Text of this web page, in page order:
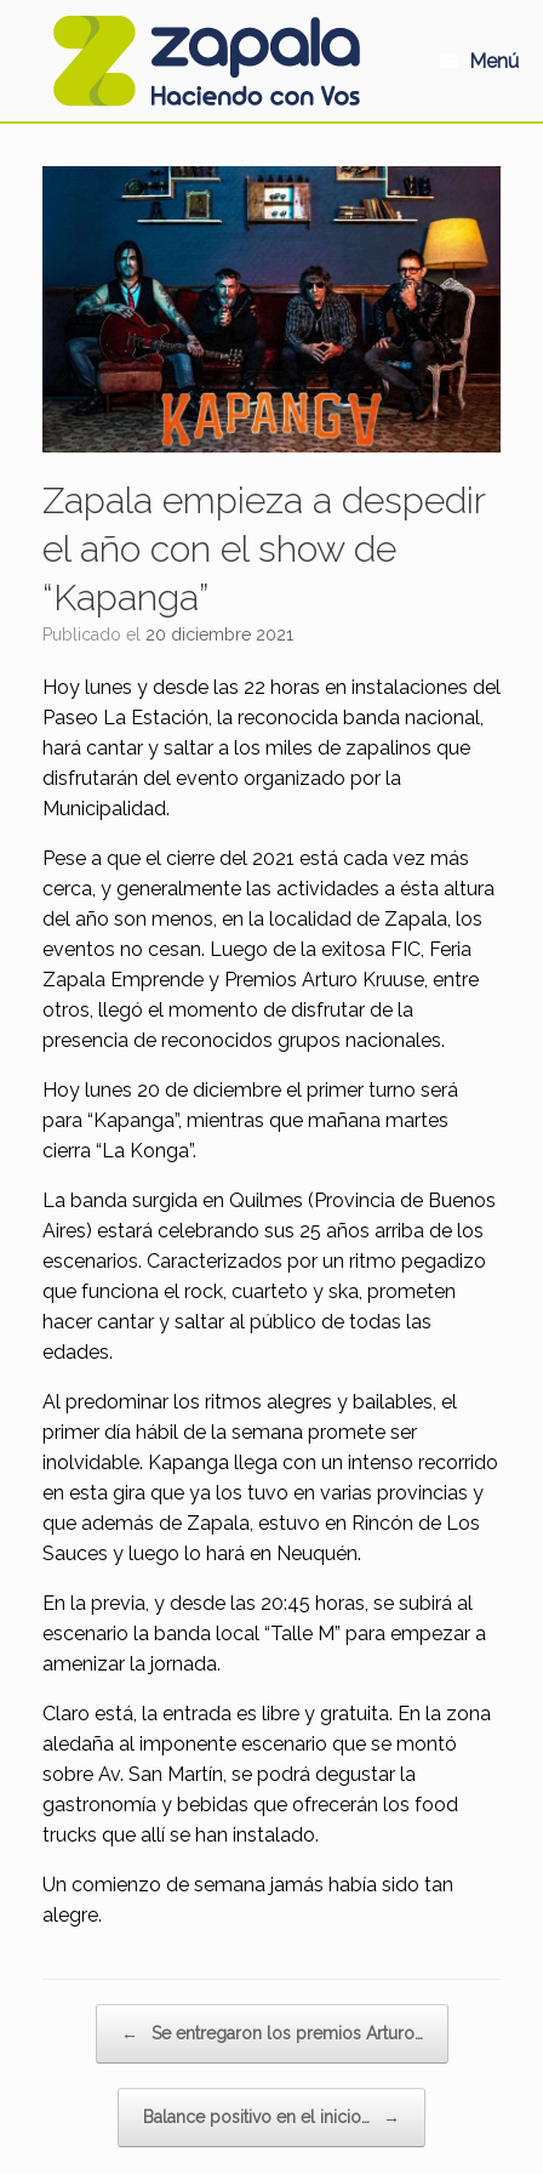
Menú
Zapala empieza a despedir
el año con el show de
“Kapanga”
Publicado el 20 diciembre 2021
Hoy lunes y desde las 22 horas en instalaciones del
Paseo La Estación, la reconocida banda nacional,
hará cantar y saltar a los miles de zapalinos que
disfrutarán del evento organizado por la
Municipalidad.
Pese a que el cierre del 2021 está cada vez más
cerca, y generalmente las actividades a ésta altura
del año son menos, en la localidad de Zapala, los
eventos no cesan. Luego de la exitosa FIC, Feria
Zapala Emprende y Premios Arturo Kruuse, entre
otros, llegó el momento de disfrutar de la
presencia de reconocidos grupos nacionales.
Hoy lunes 20 de diciembre el primer turno será
para “Kapanga”, mientras que mañana martes
cierra “La Konga”.
La banda surgida en Quilmes (Provincia de Buenos
Aires) estará celebrando sus 25 años arriba de los
escenarios. Caracterizados por un ritmo pegadizo
que funciona el rock, cuarteto y ska, prometen
hacer cantar y saltar al público de todas las
edades.
Al predominar los ritmos alegres y bailables, el
primer día hábil de la semana promete ser
inolvidable. Kapanga llega con un intenso recorrido
en esta gira que ya los tuvo en varias provincias y
que además de Zapala, estuvo en Rincón de Los
Sauces y luego lo hará en Neuquén.
En la previa, y desde las 20:45 horas, se subirá al
escenario la banda local “Talle M” para empezar a
amenizar la jornada.
Claro está, la entrada es libre y gratuita. En la zona
aledaña al imponente escenario que se montó
sobre Av. San Martín, se podrá degustar la
gastronomía y bebidas que ofrecerán los food
trucks que allí se han instalado.
Un comienzo de semana jamás había sido tan
alegre.
← Se entregaron los premios Arturo…
Balance positivo en el inicio… →